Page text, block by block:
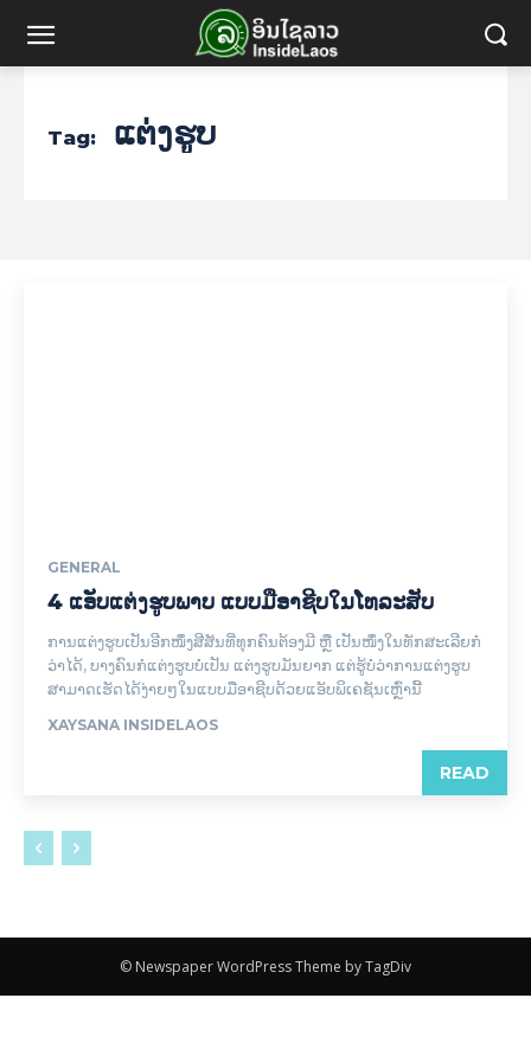
Tag: ແຕ່ງຮູບ
GENERAL
4 ແອັບແຕ່ງຮູບພາບ ແບບມືອາຊີບໃນໂທລະສັບ
ການແຕ່ງຮູບເປັນອີກໜຶ່ງສີສັນທີ່ທຸກຄົນຕ້ອງມີ ຫຼື ເປັນໜຶ່ງໃນທັກສະເລີຍກໍ
ວ່າໄດ້, ບາງຄົນກໍແຕ່ງຮູບບໍ່ເປັນ ແຕ່ງຮູບມັນຍາກ ແຕ່ຮູ້ບໍ່ວ່າການແຕ່ງຮູບ
ສາມາດເຮັດໄດ້ງ່າຍໆໃນແບບມືອາຊີບດ້ວຍແອັບພິເຄຊັນເຫຼົ່ານີ້
XAYSANA INSIDELAOS
READ
© Newspaper WordPress Theme by TagDiv